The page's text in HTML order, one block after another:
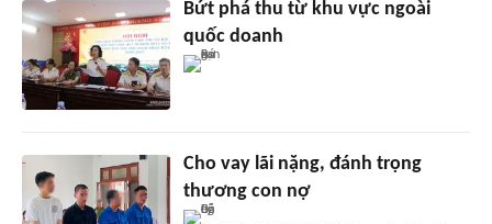
Bứt phá thu từ khu vực ngoài
quốc doanh
Cho vay lãi nặng, đánh trọng
thương con nợ